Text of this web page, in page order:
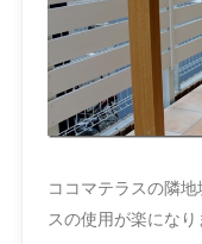
ココマテラスの隣
スの使用が楽になり